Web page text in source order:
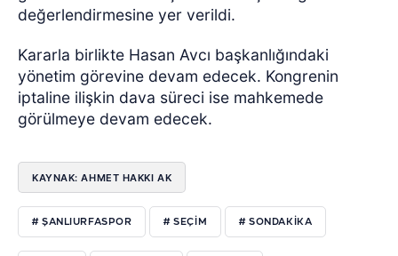
değerlendirmesine yer verildi.
Kararla birlikte Hasan Avcı başkanlığındaki
yönetim görevine devam edecek. Kongrenin
iptaline ilişkin dava süreci ise mahkemede
görülmeye devam edecek.
KAYNAK: AHMET HAKKI AK
# ŞANLIURFASPOR # SEÇIM # SONDAKIKA